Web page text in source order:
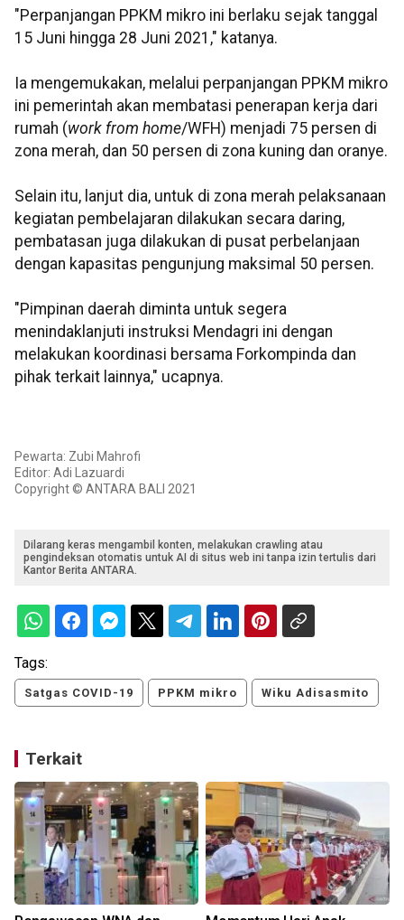
"Perpanjangan PPKM mikro ini berlaku sejak tanggal
15 Juni hingga 28 Juni 2021," katanya.
Ia mengemukakan, melalui perpanjangan PPKM mikro
ini pemerintah akan membatasi penerapan kerja dari
rumah (work from home/WFH) menjadi 75 persen di
zona merah, dan 50 persen di zona kuning dan oranye.
Selain itu, lanjut dia, untuk di zona merah pelaksanaan
kegiatan pembelajaran dilakukan secara daring,
pembatasan juga dilakukan di pusat perbelanjaan
dengan kapasitas pengunjung maksimal 50 persen.
"Pimpinan daerah diminta untuk segera
menindaklanjuti instruksi Mendagri ini dengan
melakukan koordinasi bersama Forkompinda dan
pihak terkait lainnya," ucapnya.
Pewarta: Zubi Mahrofi
Editor: Adi Lazuardi
Copyright © ANTARA BALI 2021
Dilarang keras mengambil konten, melakukan crawling atau
pengindeksan otomatis untuk AI di situs web ini tanpa izin tertulis dari
Kantor Berita ANTARA.
Tags:
Satgas COVID-19 PPKM mikro Wiku Adisasmito
Terkait